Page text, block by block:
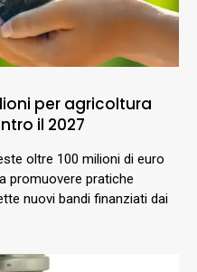
per agricoltura
il 2027
oltre 100 milioni di euro
promuovere pratiche
nuovi bandi finanziati dai